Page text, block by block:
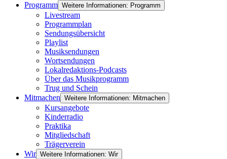
Programm Weitere Informationen: Programm
Livestream
Programmplan
Sendungsübersicht
Playlist
Musiksendungen
Wortsendungen
Lokalredaktions-Podcasts
Über das Musikprogramm
Trug und Schein
Mitmachen Weitere Informationen: Mitmachen
Kursangebote
Kinderradio
Praktika
Mitgliedschaft
Trägerverein
Wir Weitere Informationen: Wir